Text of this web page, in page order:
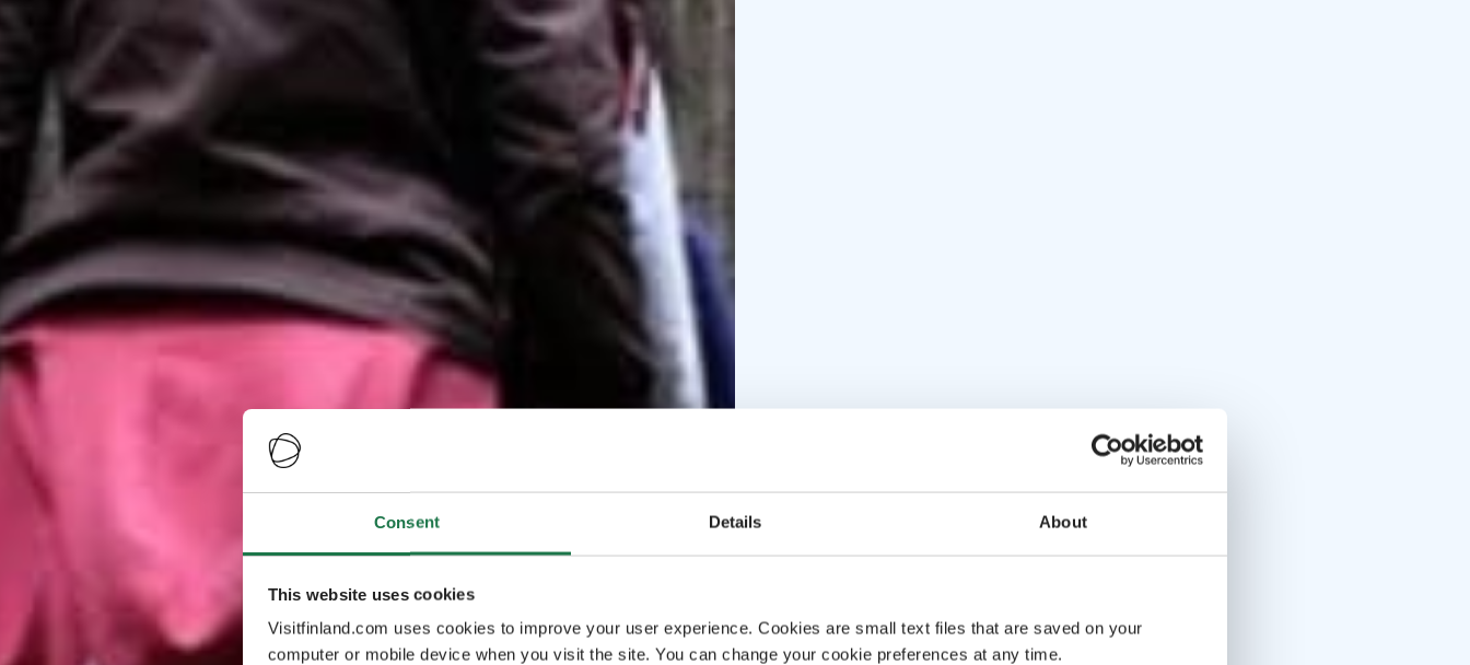
Consent Details About
This website uses cookies
Visitfinland.com uses cookies to improve your user experience. Cookies are small text files that are saved on your
computer or mobile device when you visit the site. You can change your cookie preferences at any time.